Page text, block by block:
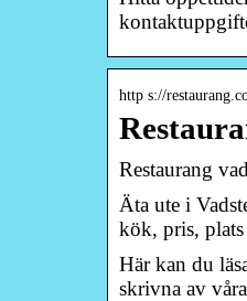
http s://
Restaurang
Äta ute i
kök, pris, plats
Här kan du
skrivna av